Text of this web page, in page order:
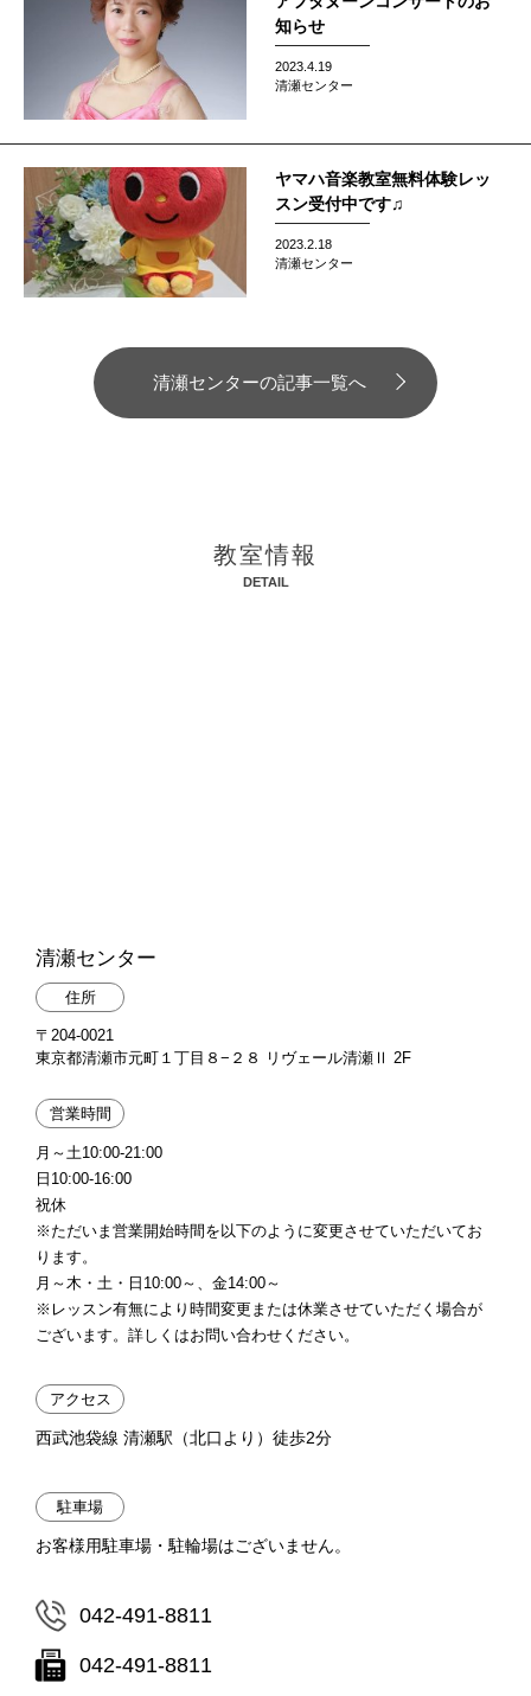
知らせ
2023.4.19
清瀬センター
ヤマハ音楽教室無料体験レッ
スン受付中です♫
2023.2.18
清瀬センター
清瀬センターの記事一覧へ
教室情報
DETAIL
清瀬センター
住所
〒204-0021
東京都清瀬市元町１丁目８−２８ リヴェール清瀬Ⅱ 2F
営業時間
月～土10:00-21:00
日10:00-16:00
祝休
※ただいま営業開始時間を以下のように変更させていただいてお
ります。
月～木・土・日10:00～、金14:00～
※レッスン有無により時間変更または休業させていただく場合が
ございます。詳しくはお問い合わせください。
アクセス
西武池袋線 清瀬駅（北口より）徒歩2分
駐車場
お客様用駐車場・駐輪場はございません。
042-491-8811
042-491-8811